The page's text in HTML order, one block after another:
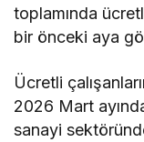
toplamında
bir önceki aya
Ücretli
2026 Mart
sanayi